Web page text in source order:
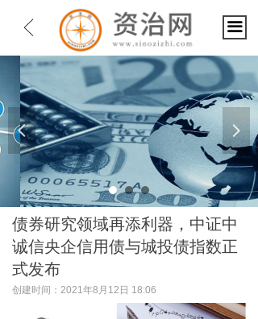
끀
넳 넲
ꁣ
债券研究领域再添利器，中证中
诚信央企信用债与城投债指数正
式发布
创建时间： 2021年8月12日 18:06